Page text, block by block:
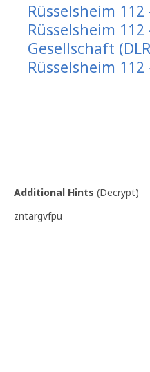
Rüsselsheim
Rüsselsheim
Gesellschaft
Rüsselsheim
Additional Hints (Decrypt)
zntargvfpu